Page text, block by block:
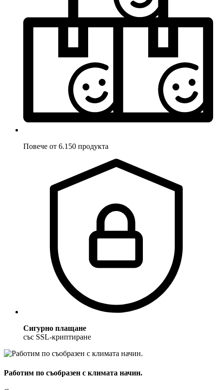
Повече от 6.150 продукта
Сигурно плащане
със SSL-криптиране
Работим по съобразен с климата начин.